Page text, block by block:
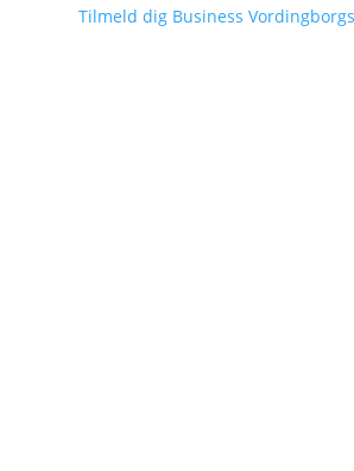
Tilmeld dig Business